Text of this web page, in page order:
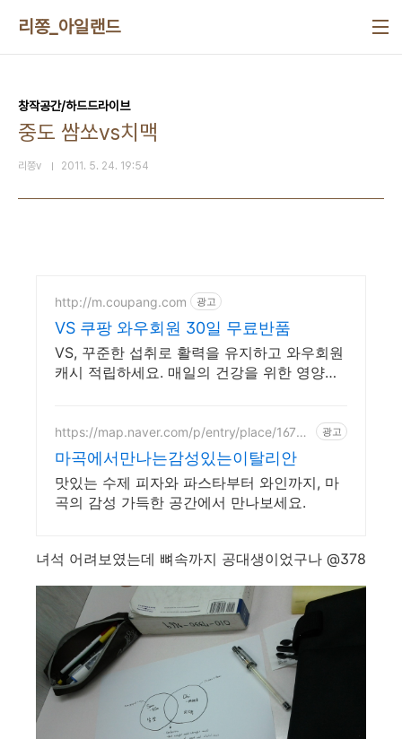
리쫑_아일랜드
창작공간/하드드라이브
중도 쌈쏘vs치맥
리쫑v 2011. 5. 24. 19:54
http://m.coupang.com 광고
VS 쿠팡 와우회원 30일 무료반품
VS, 꾸준한 섭취로 활력을 유지하고 와우회원
캐시 적립하세요. 매일의 건강을 위한 영양제,
https://map.naver.com/p/entry/place/16725
광고
마곡에서만나는감성있는이탈리안
맛있는 수제 피자와 파스타부터 와인까지, 마
곡의 감성 가득한 공간에서 만나보세요.
녀석 어려보였는데 뼈속까지 공대생이었구나 @378